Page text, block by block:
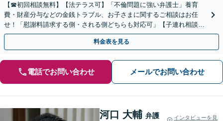
【☎︎初回相談無料】【法テラス可】「不倫問題に強い弁護士」養育
費・財産分与などの金銭トラブル、お子さまに関するご相談はお任
せ！「慰謝料請求する側・される側どちらも対応可」【子連れ相談
可】【休日・夜間相談可】【駐車場あり】
料金表を見る
電話でお問い合わせ メールでお問い合わせ
河口 大輔 弁護
インタビューを見